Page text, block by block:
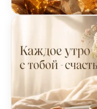
Открытка Я